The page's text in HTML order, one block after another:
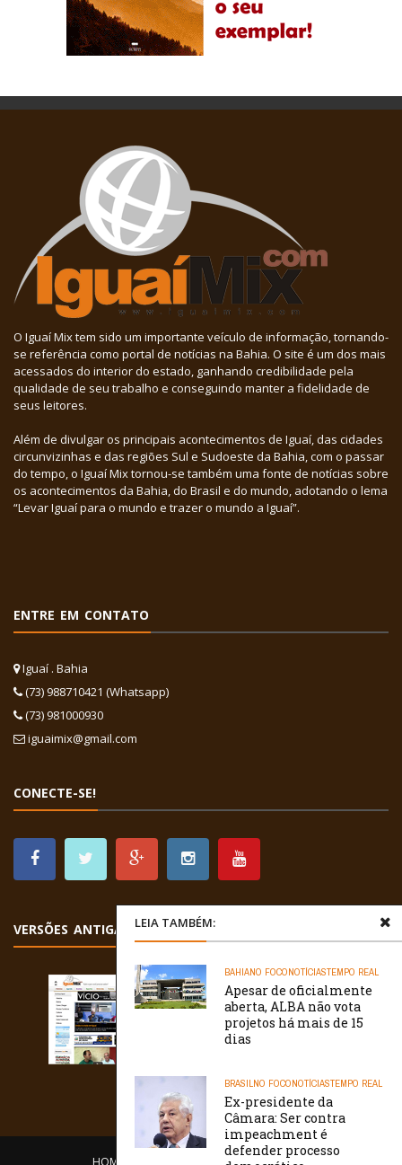
LEIA TAMBÉM:
BAHIANO FOCONOTÍCIASTEMPO REAL
Apesar de oficialmente
aberta, ALBA não vota
projetos há mais de 15
dias
BRASILNO FOCONOTÍCIASTEMPO REAL
Ex-presidente da
Câmara: Ser contra
impeachment é
defender processo
O Iguaí Mix tem sido um importante veículo de informação, tornando-
se referência como portal de notícias na Bahia. O site é um dos mais
acessados do interior do estado, ganhando credibilidade pela
qualidade de seu trabalho e conseguindo manter a fidelidade de
seus leitores.
Além de divulgar os principais acontecimentos de Iguaí, das cidades
circunvizinhas e das regiões Sul e Sudoeste da Bahia, com o passar
do tempo, o Iguaí Mix tornou-se também uma fonte de notícias sobre
os acontecimentos da Bahia, do Brasil e do mundo, adotando o lema
“Levar Iguaí para o mundo e trazer o mundo a Iguaí”.
ENTRE EM CONTATO
Iguaí . Bahia
(73) 988710421 (Whatsapp)
(73) 981000930
iguaimix@gmail.com
CONECTE-SE!
VERSÕES ANTIGAS